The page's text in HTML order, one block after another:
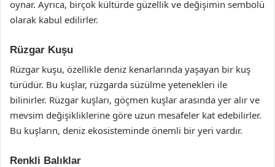
oynar. Ayrıca, birçok kültürde güzellik ve değişimin sembolü
olarak kabul edilirler.
Rüzgar Kuşu
Rüzgar kuşu, özellikle deniz kenarlarında yaşayan bir kuş
türüdür. Bu kuşlar, rüzgarda süzülme yetenekleri ile
bilinirler. Rüzgar kuşları, göçmen kuşlar arasında yer alır ve
mevsim değişikliklerine göre uzun mesafeler kat edebilirler.
Bu kuşların, deniz ekosisteminde önemli bir yeri vardır.
Renkli Balıklar